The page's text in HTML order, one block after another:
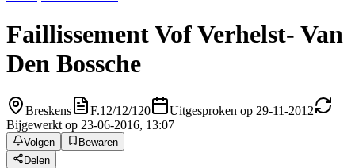
FaillissementVof Verhelst- Van
Den Bossche
Breskens F.12/12/120
Uitgesproken op 29-11-2012
Bijgewerkt op 23-06-2016, 13:07
Volgen
Bewaren
Delen